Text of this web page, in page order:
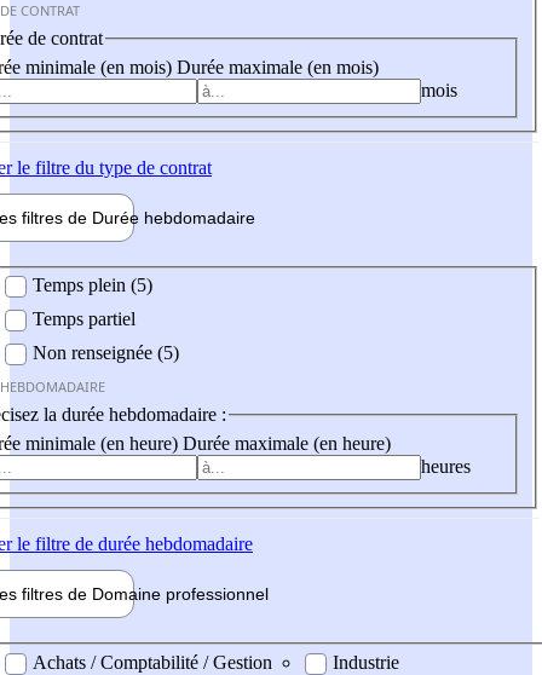
CONTRAT
de contrat
minimale (en mois) Durée maximale (en mois)
mois
le filtre du type de contrat
filtres de Durée hebdomadaire
Temps plein (5)
Temps partiel
Non renseignée (5)
la durée hebdomadaire :
minimale (en heure) Durée maximale (en heure)
heures
le filtre de durée hebdomadaire
filtres de Domaine professionnel
professionel
Achats / Comptabilité / Gestion
Industrie